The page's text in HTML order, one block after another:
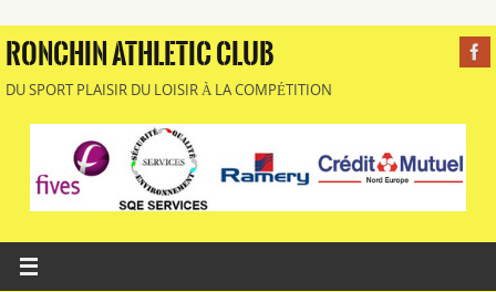
RONCHIN ATHLETIC CLUB
DU SPORT PLAISIR DU LOISIR À LA COMPÉTITION